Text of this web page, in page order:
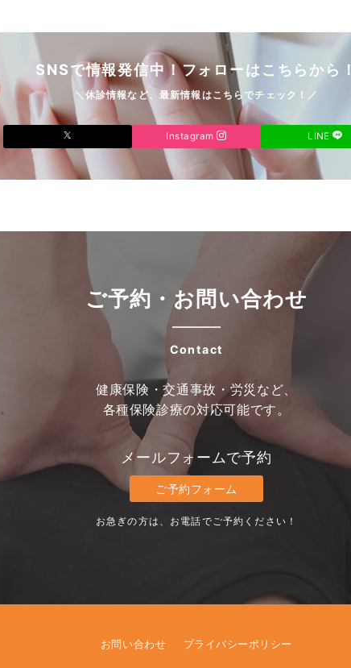
SNSで情報発信中！フォローはこちらから！
＼休診情報など、最新情報はこちらでチェック！／
Instagram LINE
ご予約・お問い合わせ
Contact
健康保険・交通事故・労災など、
各種保険診療の対応可能です。
メールフォームで予約
ご予約フォーム
お急ぎの方は、お電話でご予約ください！
お問い合わせ プライバシーポリシー